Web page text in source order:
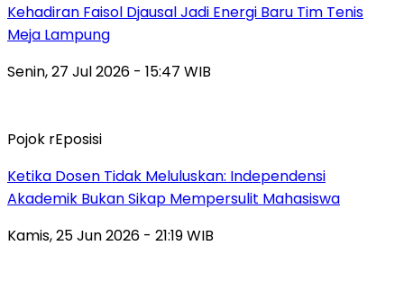
Kehadiran Faisol Djausal Jadi Energi Baru Tim Tenis
Meja Lampung
Senin, 27 Jul 2026 - 15:47 WIB
Pojok rEposisi
Ketika Dosen Tidak Meluluskan: Independensi
Akademik Bukan Sikap Mempersulit Mahasiswa
Kamis, 25 Jun 2026 - 21:19 WIB